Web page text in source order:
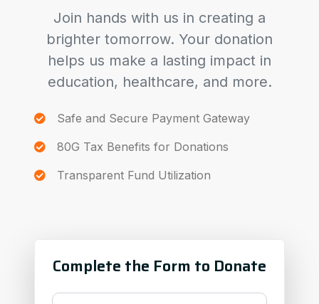
Join hands with us in creating a
brighter tomorrow. Your donation
helps us make a lasting impact in
education, healthcare, and more.
Safe and Secure Payment Gateway
80G Tax Benefits for Donations
Transparent Fund Utilization
Complete the Form to Donate